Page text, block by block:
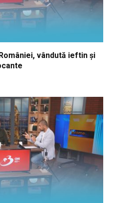
vândută ieftin și